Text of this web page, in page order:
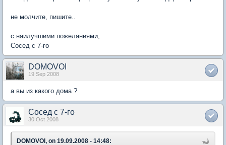
не молчите, пишите..
с наилучшими пожеланиями,
Сосед с 7-го
DOMOVOI
19 Sep 2008
а вы из какого дома ?
Сосед с 7-го
30 Oct 2008
DOMOVOI, on 19.09.2008 - 14:48: